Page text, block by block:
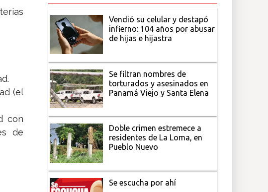
(el
con
de
Vendió su celular y destapó
infierno: 104 años por abusar
de hijas e hijastra
Se filtran nombres de
torturados y asesinados en
Panamá Viejo y Santa Elena
Doble crimen estremece a
residentes de La Loma, en
Pueblo Nuevo
Se escucha por ahí